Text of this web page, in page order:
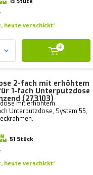
heute verschickt*
2-fach mit erhöhtem
1-fach Unterputzdose
(273103)
mit erhöhtem
Unterputzdose, System 55,
51 Stück
heute verschickt*